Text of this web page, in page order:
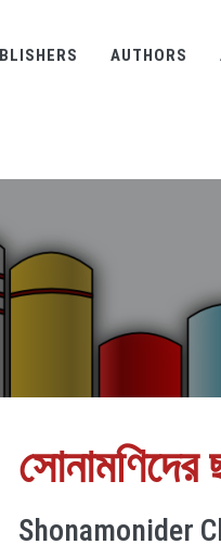
AUTHORS
সোনামণিদের
Shonamonider